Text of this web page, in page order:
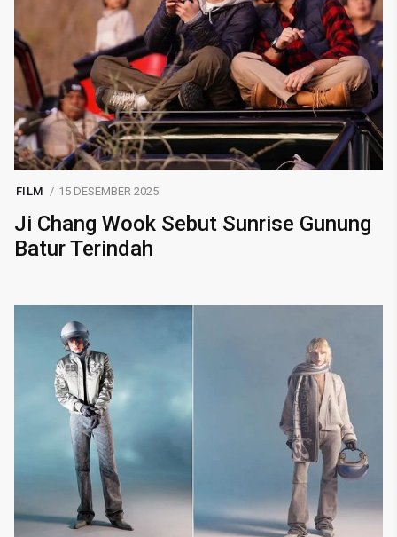
FILM 15 DESEMBER 2025
Ji Chang Wook Sebut Sunrise Gunung
Batur Terindah